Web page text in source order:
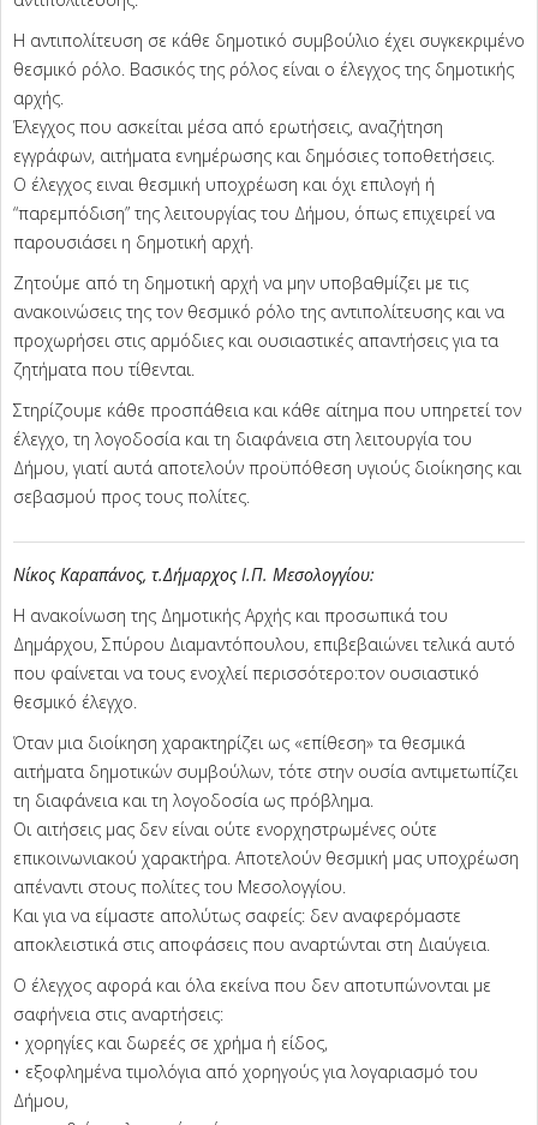
Η αντιπολίτευση σε κάθε δημοτικό συμβούλιο έχει συγκεκριμένο
θεσμικό ρόλο. Βασικός της ρόλος είναι ο έλεγχος της δημοτικής
αρχής.
Έλεγχος που ασκείται μέσα από ερωτήσεις, αναζήτηση
εγγράφων, αιτήματα ενημέρωσης και δημόσιες τοποθετήσεις.
Ο έλεγχος ειναι θεσμική υποχρέωση και όχι επιλογή ή
“παρεμπόδιση” της λειτουργίας του Δήμου, όπως επιχειρεί να
παρουσιάσει η δημοτική αρχή.
Ζητούμε από τη δημοτική αρχή να μην υποβαθμίζει με τις
ανακοινώσεις της τον θεσμικό ρόλο της αντιπολίτευσης και να
προχωρήσει στις αρμόδιες και ουσιαστικές απαντήσεις για τα
ζητήματα που τίθενται.
Στηρίζουμε κάθε προσπάθεια και κάθε αίτημα που υπηρετεί τον
έλεγχο, τη λογοδοσία και τη διαφάνεια στη λειτουργία του
Δήμου, γιατί αυτά αποτελούν προϋπόθεση υγιούς διοίκησης και
σεβασμού προς τους πολίτες.
Νίκος Καραπάνος, τ.Δήμαρχος Ι.Π. Μεσολογγίου:
Η ανακοίνωση της Δημοτικής Αρχής και προσωπικά του
Δημάρχου, Σπύρου Διαμαντόπουλου, επιβεβαιώνει τελικά αυτό
που φαίνεται να τους ενοχλεί περισσότερο:τον ουσιαστικό
θεσμικό έλεγχο.
Όταν μια διοίκηση χαρακτηρίζει ως «επίθεση» τα θεσμικά
αιτήματα δημοτικών συμβούλων, τότε στην ουσία αντιμετωπίζει
τη διαφάνεια και τη λογοδοσία ως πρόβλημα.
Οι αιτήσεις μας δεν είναι ούτε ενορχηστρωμένες ούτε
επικοινωνιακού χαρακτήρα. Αποτελούν θεσμική μας υποχρέωση
απέναντι στους πολίτες του Μεσολογγίου.
Και για να είμαστε απολύτως σαφείς: δεν αναφερόμαστε
αποκλειστικά στις αποφάσεις που αναρτώνται στη Διαύγεια.
Ο έλεγχος αφορά και όλα εκείνα που δεν αποτυπώνονται με
σαφήνεια στις αναρτήσεις:
• χορηγίες και δωρεές σε χρήμα ή είδος,
• εξοφλημένα τιμολόγια από χορηγούς για λογαριασμό του
Δήμου,